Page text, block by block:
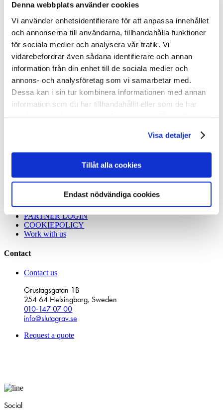
Denna webbplats använder cookies
Vi använder enhetsidentifierare för att anpassa innehållet
och annonserna till användarna, tillhandahålla funktioner
för sociala medier och analysera vår trafik. Vi
vidarebefordrar även sådana identifierare och annan
information från din enhet till de sociala medier och
annons- och analysföretag som vi samarbetar med.
Dessa kan i sin tur kombinera informationen med annan
information som du har tillhandahållit eller som de har
Visa detaljer
Tillåt alla cookies
Endast nödvändiga cookies
Our screws
Attachments
FAQ
Product sheets
Inspiration
Private
Become partner
PARTNER LOGIN
COOKIEPOLICY
Work with us
Contact
Contact us
Grustagsgatan 1B
254 64 Helsingborg, Sweden
010-147 07 00
info@slutagrav.se
Request a quote
Social